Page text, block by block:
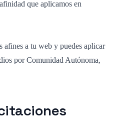
que aplicamos en
afines a tu web y puedes aplicar
por Comunidad Autónoma,